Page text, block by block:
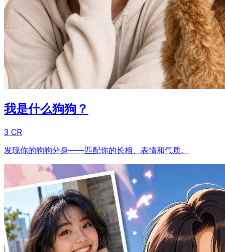
我是什么狗狗？
3 CR
发现你的狗狗分身——匹配你的长相、表情和气质。